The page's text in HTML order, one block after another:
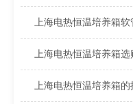
上海电热恒温培养箱软
上海电热恒温培养箱
上海电热恒温培养箱的